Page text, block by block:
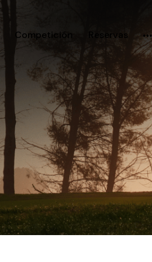
Competición Reservas